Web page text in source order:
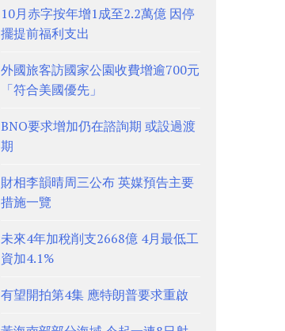
10月赤字按年增1成至2.2萬億 因停
擺提前福利支出
外國旅客訪國家公園收費增逾700元
「符合美國優先」
BNO要求增加仍在諮詢期 或設過渡
期
財相李韻晴周三公布 英媒預告主要
措施一覽
未來4年加稅削支2668億 4月最低工
資加4.1%
有望開拍第4集 應特朗普要求重啟